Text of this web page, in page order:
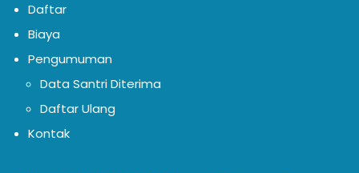
Daftar
Biaya
Pengumuman
Data Santri Diterima
Daftar Ulang
Kontak